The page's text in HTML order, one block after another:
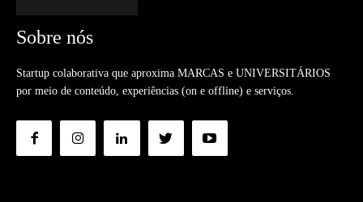
Sobre nós
Startup colaborativa que aproxima MARCAS e UNIVERSITÁRIOS
por meio de conteúdo, experiências (on e offline) e serviços.